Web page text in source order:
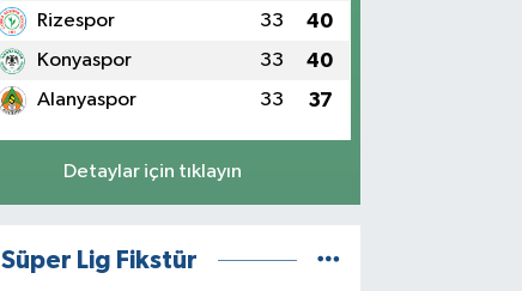
Rizespor 33 40
Konyaspor 33 40
Alanyaspor 33 37
Detaylar için tıklayın
Süper Lig Fikstür